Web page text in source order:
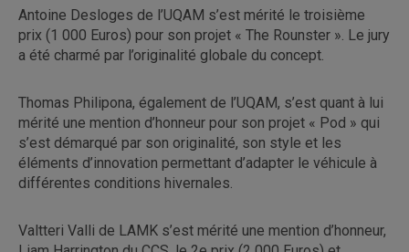
Antoine Desloges de l’UQAM s’est mérité le troisième
prix (1 000 Euros) pour son projet « The Rounster ». Le jury
a été charmé par l’originalité globale du concept.
Thomas Philipona, également de l’UQAM, s’est quant à lui
mérité une mention d’honneur pour son projet « Pod » qui
s’est démarqué par son originalité, son style et les
éléments d’innovation permettant d’adapter le véhicule à
différentes conditions hivernales.
Valtteri Valli de LAMK s’est mérité une mention d’honneur,